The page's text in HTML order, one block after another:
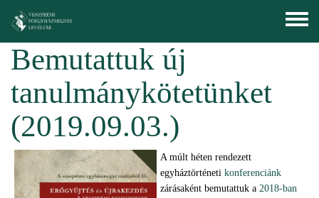
Toggle
menu
Bemutattuk új
tanulmánykötetünket
(2019.09.03.)
A múlt héten rendezett
egyháztörténeti konferenciánk
zárásaként bemutattuk a 2018-ban